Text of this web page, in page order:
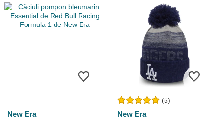
New Era
(5)
New Era